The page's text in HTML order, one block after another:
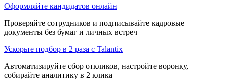
Оформляйте кандидатов онлайн
Проверяйте сотрудников и подписывайте кадровые
документы без бумаг и личных встреч
Ускорьте подбор в 2 раза с Talantix
Автоматизируйте сбор откликов, настройте воронку,
собирайте аналитику в 2 клика